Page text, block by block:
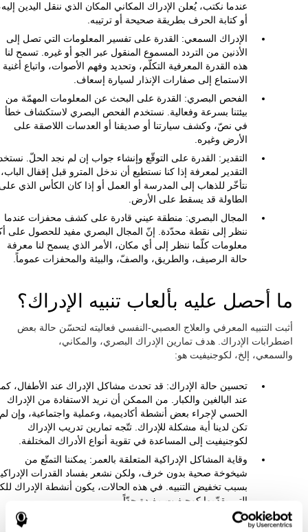
عندما نكتب، يُعلن الإدراك المكاني المكان الذي ننقل اليدين
أو كتابة الحرف بطريقة صحيحة أو ترتيبه.
الإدراك السمعي: القدرة على تفسير المعلومات التي تصل إلى
الأذنين من التردد المسموع المنقول عبر الجو أو غيره. تسمح لنا
هذه القدرة المعرفية التكلّم، وتحديد وفهم الأصوات، واتباع أغنية
الاستماع إلى صفارات الإنذار لسيارة إسعاف.
الفحص البصري: القدرة على البحث عن المعلومات المهمّة من
بيئتنا بسرعة وفعالية. نستخدم الفحص البصري لاستكشاف خطأ
في نصّ، وكشف سيارتنا أو صديقنا أو العدسات اللاصقة على
الأرض وغيره.
التقدير: القدرة على التوقّع وإنشاء جواب إن لم نجد الحلّ.
التقدير لمعرفة إذا كنا نستطيع أن ندخل المترو قبل إقفال
نتأخّر للذهاب إلى المدرسة أو العمل أو إذا كان الكأس الذي
الطاولة قد يسقط على الأرض.
المجال البصري: منطقة عيني قادرة على كشف محفزات عندما
ننظر إلى نقطة محدّدة. إنّ المجال البصري مفيد للحصول على
معلومات كلّما ننظر إلى أي مكان، الأمر الذي يسمح لنا معرفة
حالة الرصيف، والطريق، والصفّ، والبيئة والمحفزات عموماً.
ما أحصل عليه بألعاب تنبيه الإدراك؟
أثبت التنبيه المعرفي والعلاج العصبي-النفسي فعاليته لتحسّن حالة بعض
اضطرابات الإدراك. هدف تمارين الإدراك البصري، والمكاني،
والسمعي، إلخ، لكوجنيفيت هو:
تحسين حالة الإدراك: قد تحدث مشاكل الإدراك عند الأطفال،
عند البالغين والكبار. من الممكن أن نريد الاستفادة من الإدراك
الحسي لإجراء بعض أنشطة أكاديمية، وعملية واجتماعية، وإن لم
تكن لدينا أية مشكلة للإدراك. تتّجه تمارين تدريب الإدراك
لكوجنيفيت إلى المساعدة في تقوية أنواع الأدراك المختلفة.
وقاية المشاكل الإدراكية المتعلقة بالعمر: يمكننا التمتّع من
شيخوخة صحية بدون خرف، ولكن نشعر بفساد القدرات
بسبب تخفيض التنبيه. في هذه الحالات، يكون أنشطة الإدراك
التي يقدّمها كوجيفيت مفيدة جدّاً.